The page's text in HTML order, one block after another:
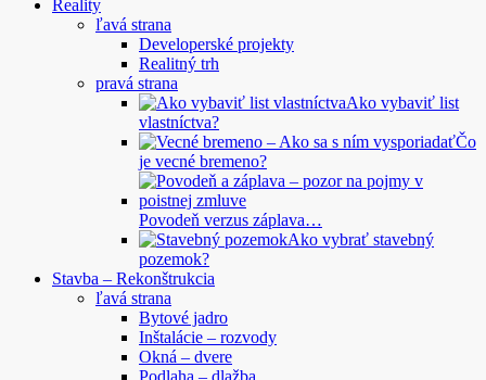
Reality
ľavá strana
Developerské projekty
Realitný trh
pravá strana
Ako vybaviť list
vlastníctva?
Čo
je vecné bremeno?
Povodeň verzus záplava…
Ako vybrať stavebný
pozemok?
Stavba – Rekonštrukcia
ľavá strana
Bytové jadro
Inštalácie – rozvody
Okná – dvere
Podlaha – dlažba